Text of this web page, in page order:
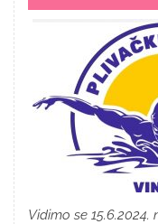
Vidimo se 15.6.2024.